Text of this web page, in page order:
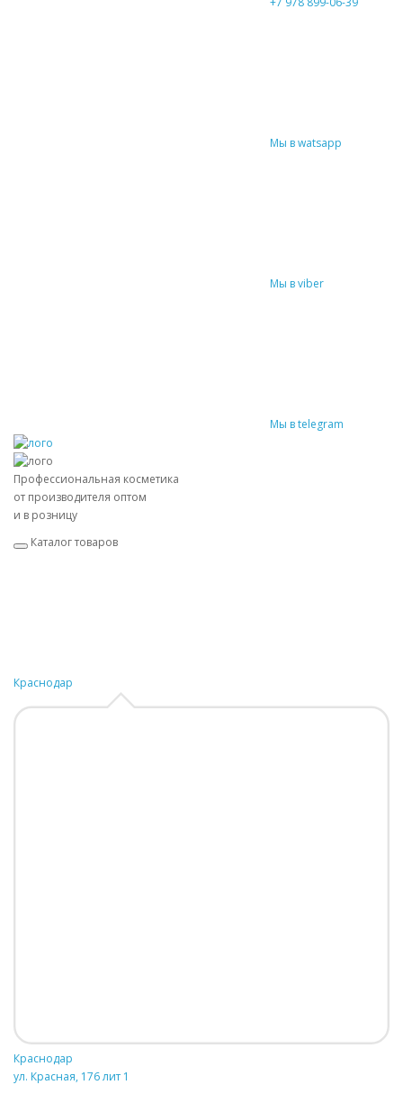
Мы в watsapp
Мы в viber
Мы в telegram
Профессиональная косметика
от производителя оптом
и в розницу
Каталог товаров
Краснодар
Краснодар
ул. Красная, 176 лит 1